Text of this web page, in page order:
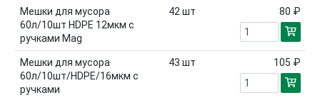
Мешки для мусора
60л/10шт HDPE 12мкм с
ручками Mag
42 шт 80 ₽
Мешки для мусора
60л/10шт/HDPE/16мкм с
ручками
43 шт 105 ₽